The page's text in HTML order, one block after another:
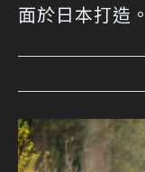
面於日本打造。